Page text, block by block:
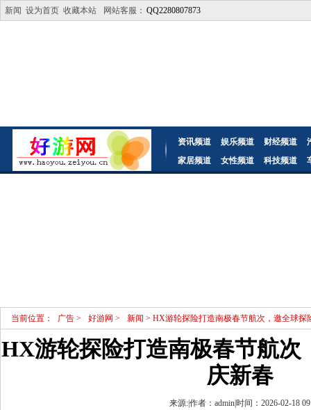
新闻 设为首页 收藏本站 网站客服： QQ2280807873
资讯频道 娱乐频道 财经频道
家居频道
女性频道 科技频道
当前位置： 广告 > 好游网 > 新闻 > HX游轮探险打造南极春节航次，邀全球探
HX游轮探险打造南极春节航次
庆新春
来源:|作者：admin|时间：2026-02-18